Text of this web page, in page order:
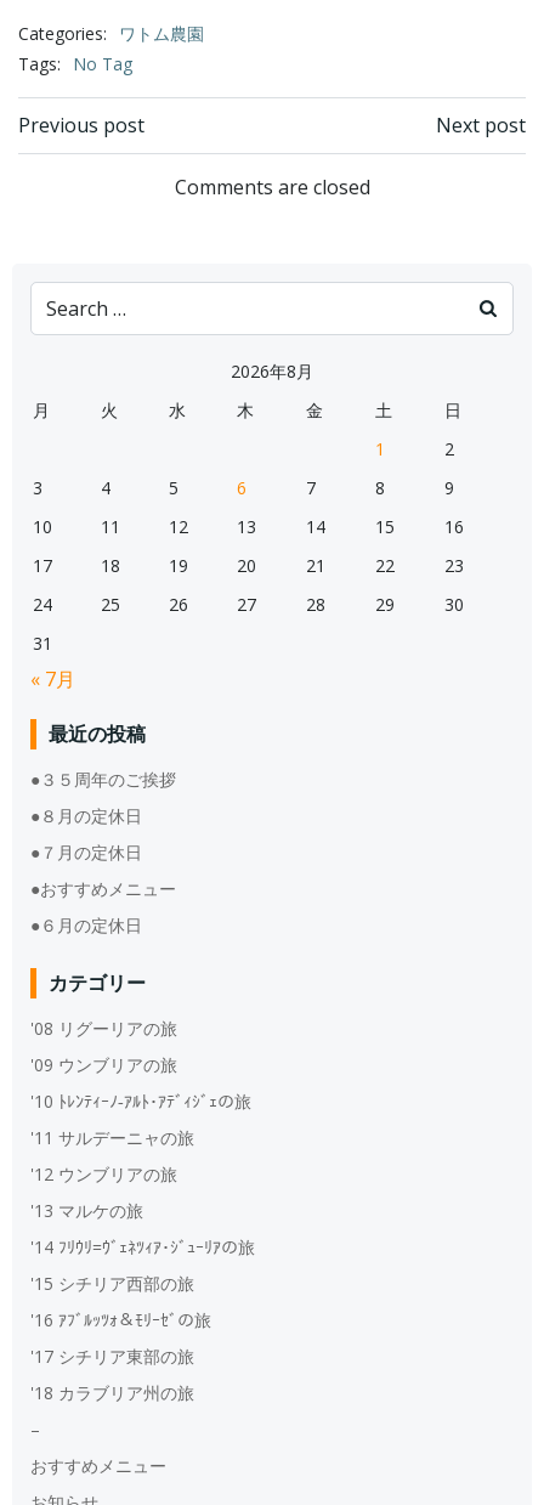
Categories:
ワトム農園
Tags:
No Tag
Post
navigation
Previous post
navigation
Next post
Comments are closed
Search
for:
2026年8月
月
火 水 木 金 土
日
1
2
3
4 5 6 7 8
9
10
11 12 13 14 15
16
17
18 19 20 21 22
23
24
25 26 27 28 29
30
31
« 7月
最近の投稿
●３５周年のご挨拶
●８月の定休日
●７月の定休日
●おすすめメニュー
●６月の定休日
カテゴリー
'08 リグーリアの旅
'09 ウンブリアの旅
'10 ﾄﾚﾝﾃｨｰﾉ‐ｱﾙﾄ･ｱﾃﾞｨｼﾞｪの旅
'11 サルデーニャの旅
'12 ウンブリアの旅
'13 マルケの旅
'14 ﾌﾘｳﾘ=ｳﾞｪﾈﾂｨｱ･ｼﾞｭｰﾘｱの旅
'15 シチリア西部の旅
'16 ｱﾌﾞﾙｯﾂｫ＆ﾓﾘｰｾﾞの旅
'17 シチリア東部の旅
'18 カラブリア州の旅
–
おすすめメニュー